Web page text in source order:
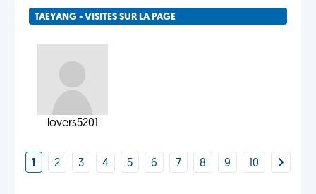
TAEYANG - VISITES SUR LA PAGE
lovers5201
1 2 3 4 5 6 7 8 9 10